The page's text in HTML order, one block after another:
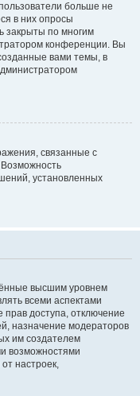
больше не
в них опросы
закрыты по многим
конференции. Вы
вами темы, в
связанные с
установленных
высшим уровнем
всеми аспектами
доступа, отключение
назначение модераторов
им создателем
возможностями
настроек,